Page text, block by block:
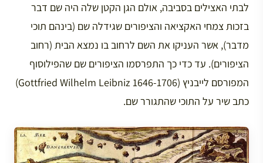
לבתי האצילים בסביבה, אולם הגן הקטן שלה היה שם דבר
בזכות צמחי האקציאה והציפורים שגידלה שם (בינהם תוכי
מדבר), אשר העניקו את השם לרחוב בו נמצא הבית (רחוב
הציפורים). עד כדי כך התפרסמו הציפורים שם שהפילוסוף
המפורסם לייבניץ (Gottfried Wilhelm Leibniz 1646-1706)
כתב שיר על התוכי שהתגורר שם.